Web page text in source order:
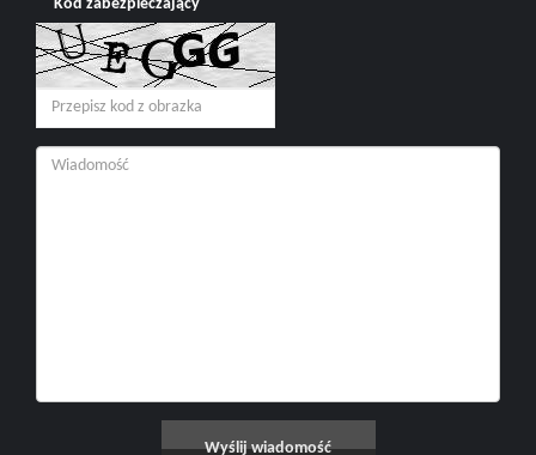
Kod zabezpieczający